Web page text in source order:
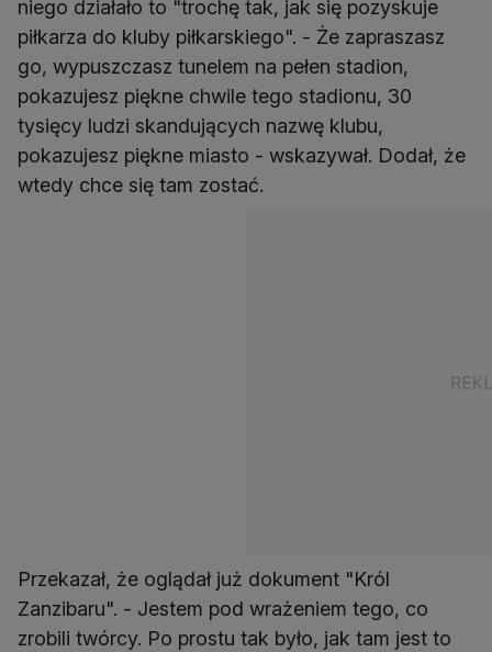
niego działało to "trochę tak, jak się pozyskuje
piłkarza do kluby piłkarskiego". - Że zapraszasz
go, wypuszczasz tunelem na pełen stadion,
pokazujesz piękne chwile tego stadionu, 30
tysięcy ludzi skandujących nazwę klubu,
pokazujesz piękne miasto - wskazywał. Dodał, że
wtedy chce się tam zostać.
Przekazał, że oglądał już dokument "Król
Zanzibaru". - Jestem pod wrażeniem tego, co
zrobili twórcy. Po prostu tak było, jak tam jest to